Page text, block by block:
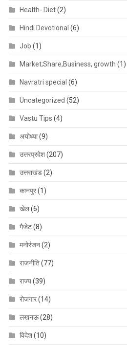
Health- Diet(2)
Hindi Devotional (6)
Job (1)
Market;Share,Business, growth (1)
Navratri special (6)
Uncategorized (52)
Vastu Tips (4)
अयोध्या(9)
उत्तरप्रदेश(207)
उत्तराखंड(2)
कानपुर(1)
खेल(6)
गैजेट(8)
मनोरंजन(2)
राजनीति(77)
राज्य(39)
रोजगार(14)
लखनऊ(28)
विदेश(10)